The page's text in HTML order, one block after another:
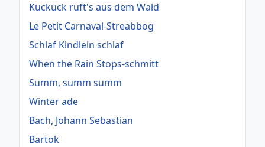
Kuckuck ruft's aus dem Wald
Le Petit Carnaval-Streabbog
Schlaf Kindlein schlaf
When the Rain Stops-schmitt
Summ, summ summ
Winter ade
Bach, Johann Sebastian
Bartok